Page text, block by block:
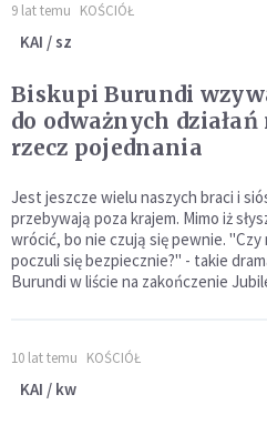
9 lat temu KOŚCIÓŁ
KAI / sz
Biskupi Burundi
do odważnych działań
rzecz pojednania
Jest jeszcze wielu naszych braci i
przebywają poza krajem. Mimo iż
wrócić, bo nie czują się pewnie.
poczuli się bezpiecznie?" - takie
Burundi w liście na zakończenie
10 lat temu KOŚCIÓŁ
KAI / kw